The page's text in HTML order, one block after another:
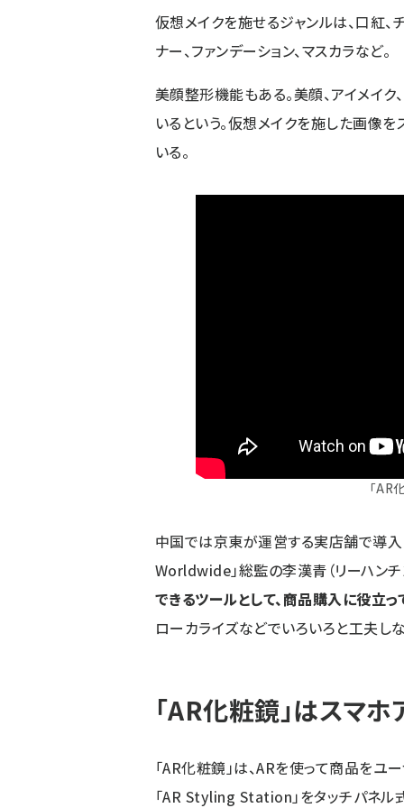
仮想メイクを施せるジャンルは、口紅、
ナー、ファンデーション、マスカラなど。
美顔整形機能もある。美顔、アイメイ
いるという。仮想メイクを施した画像
いる。
「AR
中国では京東が運営する実店舗で導入
Worldwide」総監の李漢青（リーハンチ
できるツールとして、商品購入に役立っ
ローカライズなどでいろいろと工夫し
「AR化粧鏡」はスマ
「AR化粧鏡」は、ARを使って商品を
「AR Styling Station」をタッチパネル